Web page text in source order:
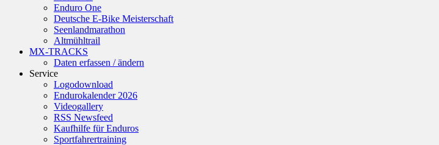
Enduro One
Deutsche E-Bike Meisterschaft
Seenlandmarathon
Altmühltrail
MX-TRACKS
Daten erfassen / ändern
Service
Logodownload
Endurokalender 2026
Videogallery
RSS Newsfeed
Kaufhilfe für Enduros
Sportfahrertraining